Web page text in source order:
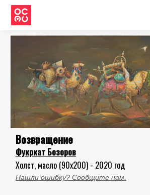
Возвращение
Фукркат Бозоров
Холст, масло (90x200) - 2020 год
Нашли ошибку? Сообщите нам.